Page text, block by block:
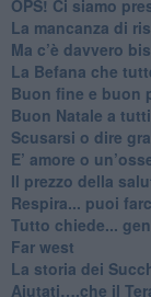
​OPS! Ci siamo
​La mancanza di
​Ma c’è davvero
​La Befana che
Buon fine e buon
​Buon Natale a
​Scusarsi o dire
​E’ amore o
​Il prezzo della
​Respira... puoi
​Tutto chiede...
​Far west
​La storia dei
​Aiutati….che il